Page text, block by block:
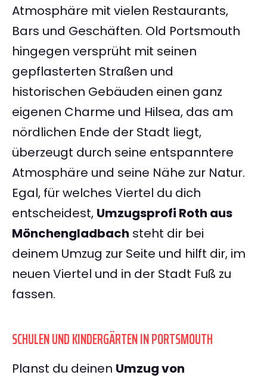
Atmosphäre mit vielen Restaurants,
Bars und Geschäften. Old Portsmouth
hingegen versprüht mit seinen
gepflasterten Straßen und
historischen Gebäuden einen ganz
eigenen Charme und Hilsea, das am
nördlichen Ende der Stadt liegt,
überzeugt durch seine entspanntere
Atmosphäre und seine Nähe zur Natur.
Egal, für welches Viertel du dich
entscheidest, Umzugsprofi Roth aus
Mönchengladbach steht dir bei
deinem Umzug zur Seite und hilft dir, im
neuen Viertel und in der Stadt Fuß zu
fassen.
SCHULEN UND KINDERGÄRTEN IN PORTSMOUTH
Planst du deinen Umzug von